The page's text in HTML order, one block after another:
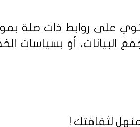
على روابط ذات صلة
البيانات، أو بسياسات